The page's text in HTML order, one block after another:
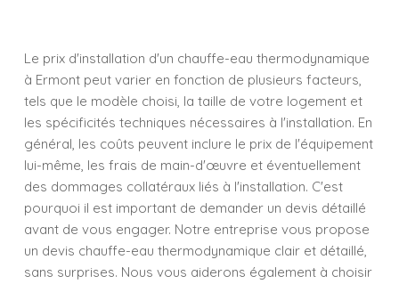
Le prix d'installation d'un chauffe-eau thermodynamique
à Ermont peut varier en fonction de plusieurs facteurs,
tels que le modèle choisi, la taille de votre logement et
les spécificités techniques nécessaires à l'installation. En
général, les coûts peuvent inclure le prix de l'équipement
lui-même, les frais de main-d'œuvre et éventuellement
des dommages collatéraux liés à l'installation. C'est
pourquoi il est important de demander un devis détaillé
avant de vous engager. Notre entreprise vous propose
un devis chauffe-eau thermodynamique clair et détaillé,
sans surprises. Nous vous aiderons également à choisir